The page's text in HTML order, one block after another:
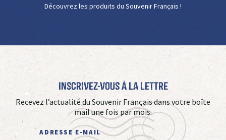
Découvrez les produits du Souvenir Français !
Inscrivez-vous à La Lettre
Recevez l’actualité du Souvenir Français dans votre boîte
mail une fois par mois.
ADRESSE E-MAIL